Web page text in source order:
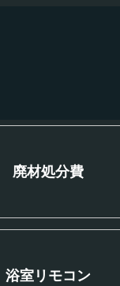
廃材処分費
浴室リモコン